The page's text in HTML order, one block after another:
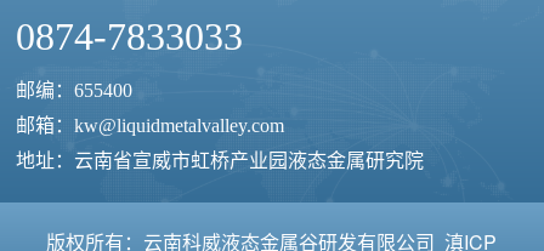
0874-7833033
邮编：655400
邮箱：kw@liquidmetalvalley.com
地址：云南省宣威市虹桥产业园液态金属研究院
版权所有：云南科威液态金属谷研发有限公司滇ICP